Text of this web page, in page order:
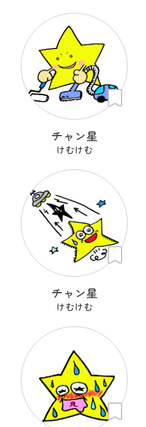
チャン星
けむけむ
チャン星
けむけむ